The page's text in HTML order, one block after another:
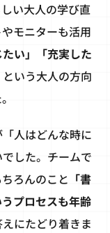
い大人の学び直
モニターも活用
たい」「充実した
という大人の方向
人はどんな時に
した。チームで
ろんのこと 「書
プロセスも年齢
にたどり着きま